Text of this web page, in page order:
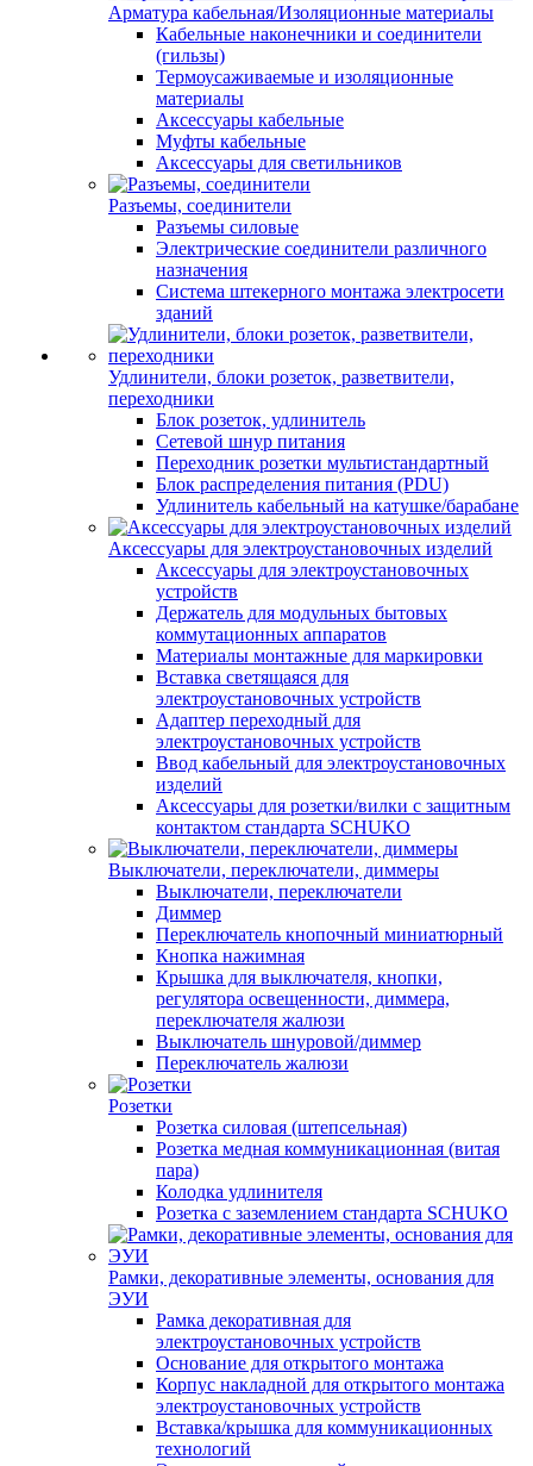
Арматура кабельная/Изоляционные материалы
Кабельные наконечники и соединители
(гильзы)
Термоусаживаемые и изоляционные
материалы
Аксессуары кабельные
Муфты кабельные
Аксессуары для светильников
Разъемы, соединители
Разъемы силовые
Электрические соединители различного
назначения
Система штекерного монтажа электросети
зданий
Удлинители, блоки розеток, разветвители,
переходники
Блок розеток, удлинитель
Сетевой шнур питания
Переходник розетки мультистандартный
Блок распределения питания (PDU)
Удлинитель кабельный на катушке/барабане
Аксессуары для электроустановочных изделий
Аксессуары для электроустановочных
устройств
Держатель для модульных бытовых
коммутационных аппаратов
Материалы монтажные для маркировки
Вставка светящаяся для
электроустановочных устройств
Адаптер переходный для
электроустановочных устройств
Ввод кабельный для электроустановочных
изделий
Аксессуары для розетки/вилки с защитным
контактом стандарта SCHUKO
Выключатели, переключатели, диммеры
Выключатели, переключатели
Диммер
Переключатель кнопочный миниатюрный
Кнопка нажимная
Крышка для выключателя, кнопки,
регулятора освещенности, диммера,
переключателя жалюзи
Выключатель шнуровой/диммер
Переключатель жалюзи
Розетки
Розетка силовая (штепсельная)
Розетка медная коммуникационная (витая
пара)
Колодка удлинителя
Розетка с заземлением стандарта SCHUKO
Рамки, декоративные элементы, основания для
ЭУИ
Рамка декоративная для
электроустановочных устройств
Основание для открытого монтажа
Корпус накладной для открытого монтажа
электроустановочных устройств
Вставка/крышка для коммуникационных
технологий